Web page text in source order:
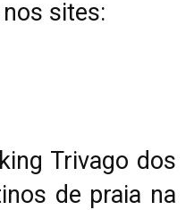
sites:
Trivago dos
de praia na